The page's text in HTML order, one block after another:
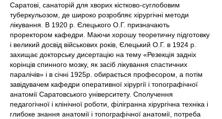
Саратові, санаторій для хворих кістково-суглобовим
туберкульозом, де широко розробляє хірургічні методи
лікування. В 1920 р. Єлецького О.Г. призначають
проректором кафедри. Маючи хорошу теоретичну підготовку
і великий досвід військових років, Єлецький О.Г. в 1924 р.
захищає докторську дисертацію на тему «Резекція задніх
корінців спинного мозку, як засіб лікування спастичних
паралічів» і в січні 1925р. обирається професором, а потім
завідувачем кафедри оперативної хірургії і топографічної
анатомії Саратовського університету. Сполучення
педагогічної і клінічної роботи, філігранна хірургічна техніка і
глибоке знання анатомії і топографічної анатомії, потреба